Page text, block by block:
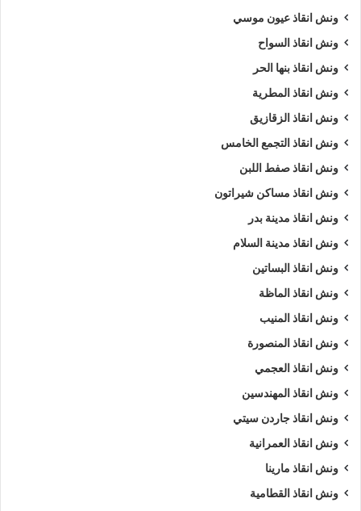
ونش انقاذ عيون موسي
ونش انقاذ السواح
ونش انقاذ بنها الحر
ونش انقاذ المطرية
ونش انقاذ الزقازيق
ونش انقاذ التجمع الخامس
ونش انقاذ صفط اللبن
ونش انقاذ مساكن شيراتون
ونش انقاذ مدينة بدر
ونش انقاذ مدينة السلام
ونش انقاذ البساتين
ونش انقاذ الماظة
ونش انقاذ المنيب
ونش انقاذ المنصورة
ونش انقاذ العجمي
ونش انقاذ المهندسين
ونش انقاذ جاردن سيتي
ونش انقاذ العمرانية
ونش انقاذ مارينا
ونش انقاذ القطامية